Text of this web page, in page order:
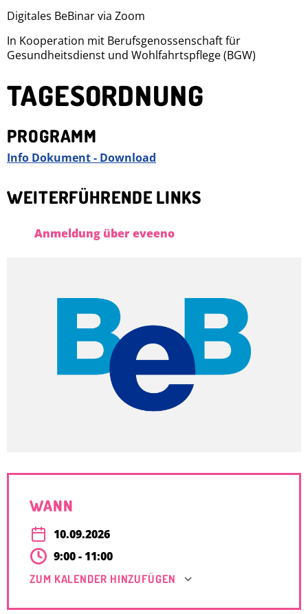
Digitales BeBinar via Zoom
In Kooperation mit Berufsgenossenschaft für
Gesundheitsdienst und Wohlfahrtspflege (BGW)
TAGESORDNUNG
PROGRAMM
Info Dokument - Download
WEITERFÜHRENDE LINKS
Anmeldung über eveeno
WANN
10.09.2026
9:00 - 11:00
ZUM KALENDER HINZUFÜGEN